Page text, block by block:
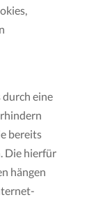
eine
bereits
Die hierfür
hängen